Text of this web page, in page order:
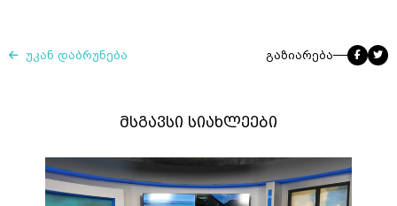
უკან დაბრუნება გაზიარება
მსგავსი სიახლეები